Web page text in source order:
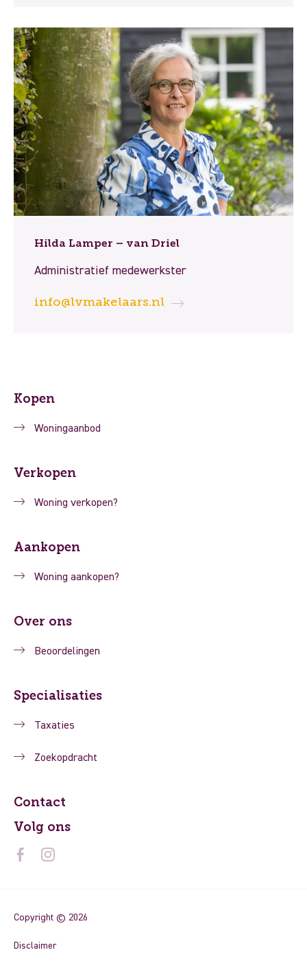
Hilda Lamper – van Driel
Administratief medewerkster
info@lvmakelaars.nl
Kopen
Woningaanbod
Verkopen
Woning verkopen?
Aankopen
Woning aankopen?
Over ons
Beoordelingen
Specialisaties
Taxaties
Zoekopdracht
Contact
Volg ons
Copyright © 2026
Disclaimer